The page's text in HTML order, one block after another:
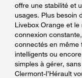
offre une stabilité et
usages. Plus besoin
Livebox Orange et
connexion
connectés en même
intelligents ou
simples à gérer,
Clermont-l’Hérault